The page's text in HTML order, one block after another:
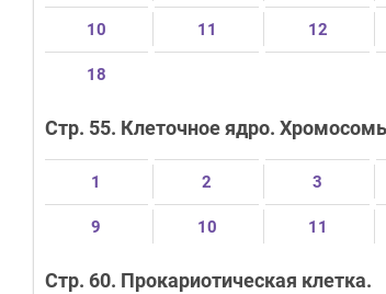
10 11 12
18
Стр. 55. Клеточное ядро.
1 2 3
9 10 11
Стр. 60. Прокариотическая клетка.